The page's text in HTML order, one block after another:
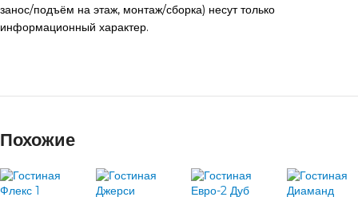
занос/подъём на этаж, монтаж/сборка) несут только
информационный характер.
Похожие